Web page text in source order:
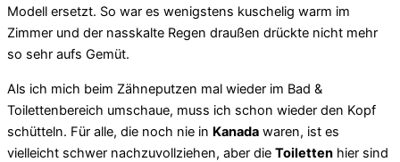
Modell ersetzt. So war es wenigstens kuschelig warm im
Zimmer und der nasskalte Regen draußen drückte nicht mehr
so sehr aufs Gemüt.
Als ich mich beim Zähneputzen mal wieder im Bad &
Toilettenbereich umschaue, muss ich schon wieder den Kopf
schütteln. Für alle, die noch nie in Kanada waren, ist es
vielleicht schwer nachzuvollziehen, aber die Toiletten hier sind